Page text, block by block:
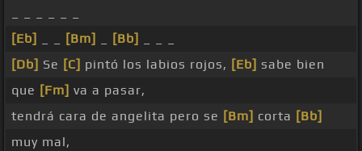
[Eb]
[Bm] [Bb]
[Db] Se [C] pintó los labios rojos, [Eb] sabe bien
que [Fm] va a pasar,
tendrá cara de angelita pero se [Bm] corta [Bb]
muy mal,